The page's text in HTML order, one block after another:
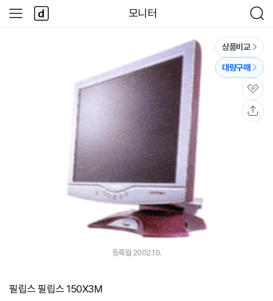
모니터
검
색
사
이
다
나
와
상품비교
대량구매
관
심
등록월 2002.10.
필립스 필립스 150X3M